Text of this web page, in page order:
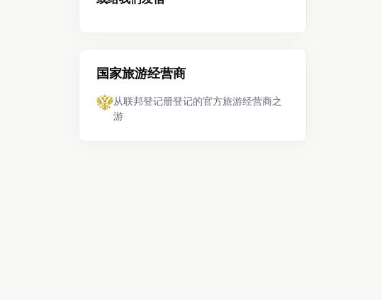
国家旅游经营商
从联邦登记册登记的官方旅游经营商之
游